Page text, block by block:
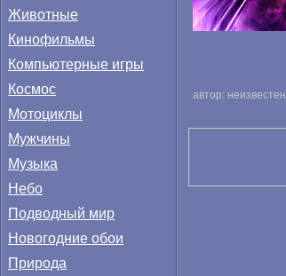
Животные
Кинофильмы
Компьютерные игры
Космос
Мотоциклы
Мужчины
Музыка
Небо
Подводный мир
Новогодние обои
Природа
автор: неизвестен